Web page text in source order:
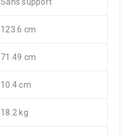
123.6 cm
71.49 cm
10.4 cm
18.2 kg